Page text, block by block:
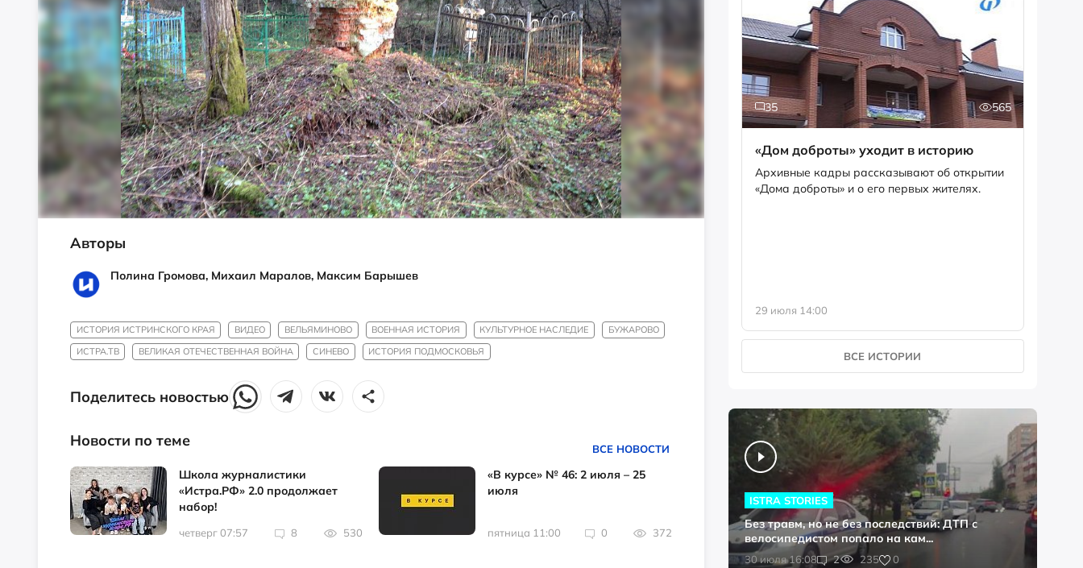
Авторы
Полина Громова, Михаил Маралов, Максим Барышев
ИСТОРИЯ ИСТРИНСКОГО КРАЯ ВИДЕО ВЕЛЬЯМИНОВО ВОЕННАЯ ИСТОРИЯ КУЛЬТУРНОЕ НАСЛЕДИЕ
БУЖАРОВО
ИСТРА.ТВ
ВЕЛИКАЯ ОТЕЧЕСТВЕННАЯ ВОЙНА СИНЕВО ИСТОРИЯ ПОДМОСКОВЬЯ
Поделитесь новостью
Новости по теме ВСЕ НОВОСТИ
Школа журналистики
«Истра.РФ» 2.0 продолжает
набор!
четверг 07:57 8 530
«В курсе» № 46: 2 июля – 25
июля
пятница 11:00 0 372
35 565
«Дом доброты» уходит в историю
Архивные кадры рассказывают об открытии
«Дома доброты» и о его первых жителях.
29 июля 14:00
ВСЕ ИСТОРИИ
30 июля 16:08 2 235 0
ISTRA STORIES
Без травм, но не без последствий: ДТП с
велосипедистом попало на кам...